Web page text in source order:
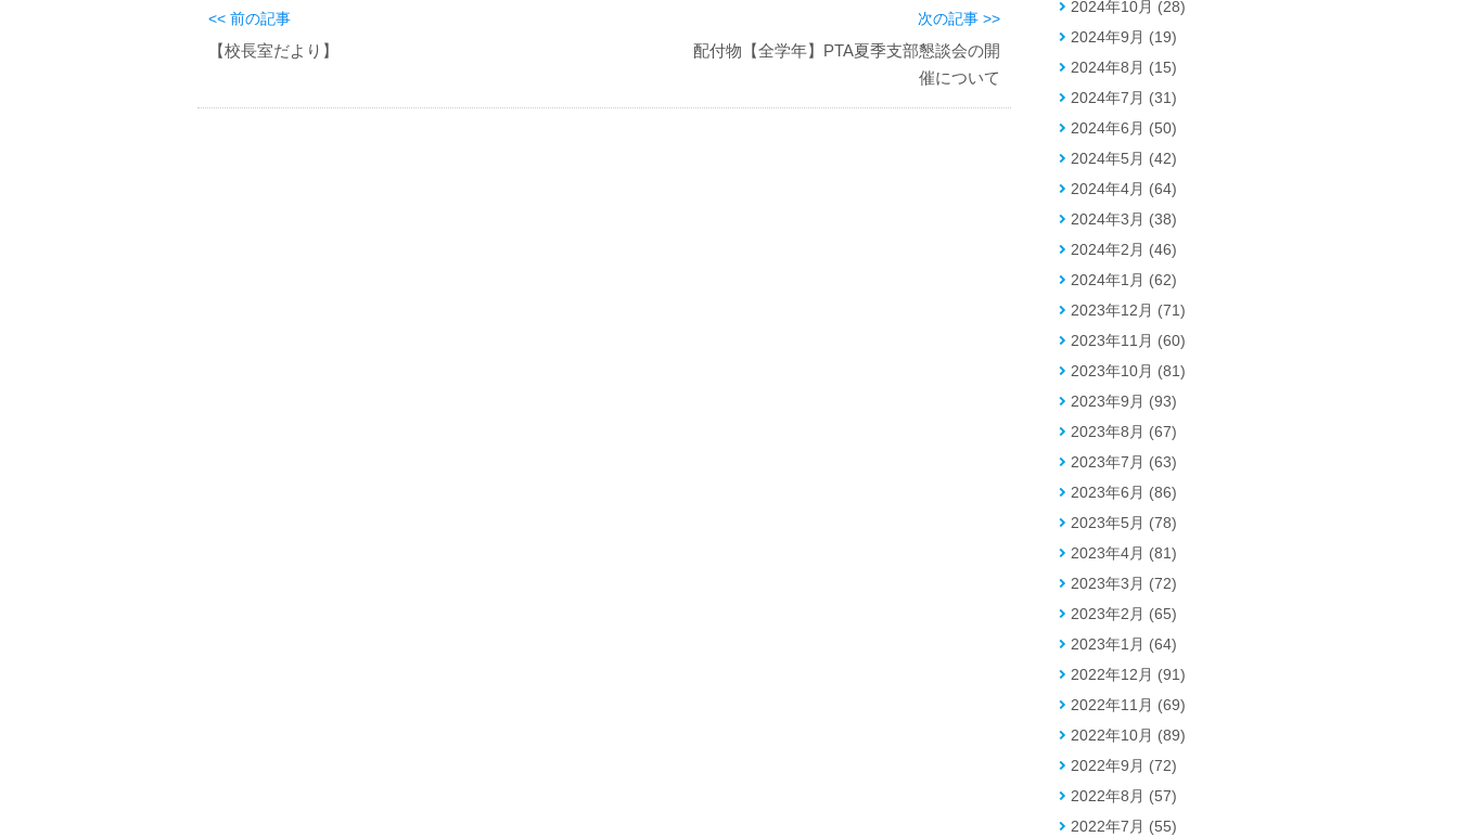
<< 前の記事
【校長室だより】
次の記事 >>
配付物【全学年】PTA夏季支部懇談会の開
催について
2024年10月 (28)
2024年9月 (19)
2024年8月 (15)
2024年7月 (31)
2024年6月 (50)
2024年5月 (42)
2024年4月 (64)
2024年3月 (38)
2024年2月 (46)
2024年1月 (62)
2023年12月 (71)
2023年11月 (60)
2023年10月 (81)
2023年9月 (93)
2023年8月 (67)
2023年7月 (63)
2023年6月 (86)
2023年5月 (78)
2023年4月 (81)
2023年3月 (72)
2023年2月 (65)
2023年1月 (64)
2022年12月 (91)
2022年11月 (69)
2022年10月 (89)
2022年9月 (72)
2022年8月 (57)
2022年7月 (55)